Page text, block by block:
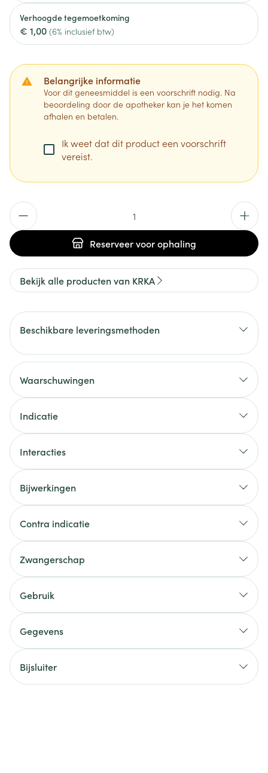
Verhoogde tegemoetkoming
€ 1,00 (6% inclusief btw)
Belangrijke informatie
Voor dit geneesmiddel is een voorschrift nodig. Na
beoordeling door de apotheker kan je het komen
afhalen en betalen.
Ik weet dat dit product een voorschrift
vereist.
Aantal
Reserveervoor ophaling
Bekijk alle producten van KRKA
Beschikbare leveringsmethoden
Waarschuwingen
Indicatie
Interacties
Bijwerkingen
Contra indicatie
Zwangerschap
Gebruik
Gegevens
Bijsluiter